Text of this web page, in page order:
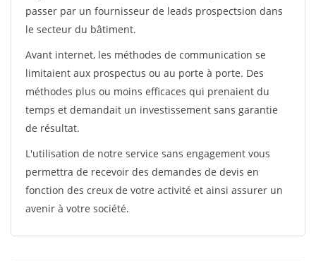
passer par un fournisseur de leads prospectsion dans
le secteur du bâtiment.
Avant internet, les méthodes de communication se
limitaient aux prospectus ou au porte à porte. Des
méthodes plus ou moins efficaces qui prenaient du
temps et demandait un investissement sans garantie
de résultat.
L'utilisation de notre service sans engagement vous
permettra de recevoir des demandes de devis en
fonction des creux de votre activité et ainsi assurer un
avenir à votre société.